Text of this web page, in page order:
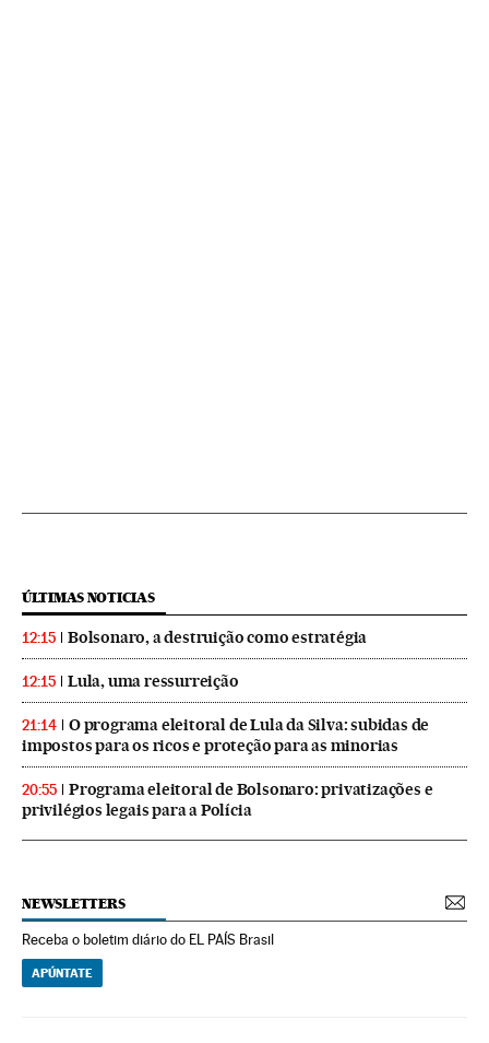
ÚLTIMAS NOTICIAS
12:15 Bolsonaro, a destruição como estratégia
12:15 Lula, uma ressurreição
21:14
O programa eleitoral de Lula da Silva: subidas de
impostos para os ricos e proteção para as minorias
20:55
Programa eleitoral de Bolsonaro: privatizações e
privilégios legais para a Polícia
NEWSLETTERS
Receba o boletim diário do EL PAÍS Brasil
APÚNTATE